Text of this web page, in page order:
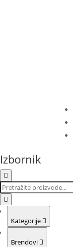
Izbornik
Kategorije
Brendovi